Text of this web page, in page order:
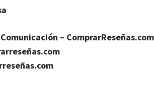
– ComprarReseñas.com